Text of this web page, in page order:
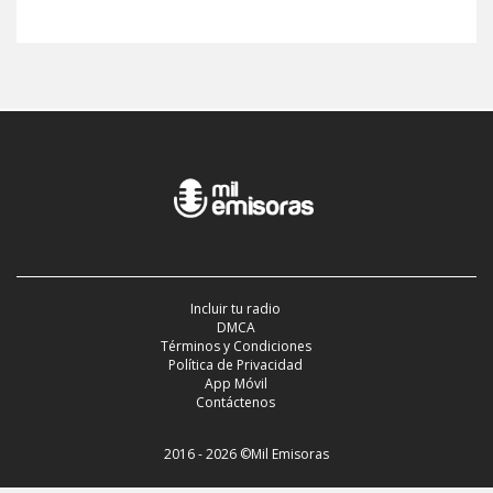
Incluir tu radio
DMCA
Términos y Condiciones
Política de Privacidad
App Móvil
Contáctenos
2016 - 2026 ©Mil Emisoras